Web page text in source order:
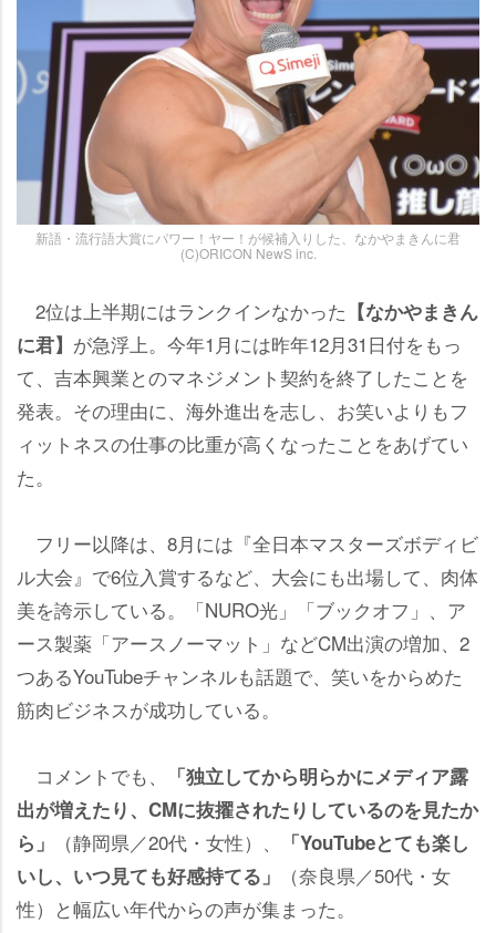
新語・流行語大賞にパワー！ヤー！が候補入りした、なかやまきんに君
(C)ORICON NewS inc.
2位は上半期にはランクインなかった 【なかやまきん
に君】 が急浮上。今年1月には昨年12月31日付をもっ
て、吉本興業とのマネジメント契約を終了したことを
発表。その理由に、海外進出を志し、お笑いよりもフ
ィットネスの仕事の比重が高くなったことをあげてい
た。
フリー以降は、8月には『全日本マスターズボディビ
ル大会』で6位入賞するなど、大会にも出場して、肉体
美を誇示している。「NURO光」「ブックオフ」、ア
ース製薬「アースノーマット」などCM出演の増加、2
つあるYouTubeチャンネルも話題で、笑いをからめた
筋肉ビジネスが成功している。
コメントでも、
「独立してから明らかにメディア露
出が増えたり、CMに抜擢されたりしているのを見たか
ら」
（静岡県／20代・女性）、
「YouTubeとても楽し
いし、いつ見ても好感持てる」
（奈良県／50代・女
性）と幅広い年代からの声が集まった。